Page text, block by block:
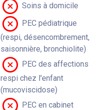
Soins à domicile
PEC pédiatrique
(respi, désencombrement,
saisonnière, bronchiolite)
PEC des affections
respi chez l'enfant
(mucoviscidose)
PEC en cabinet